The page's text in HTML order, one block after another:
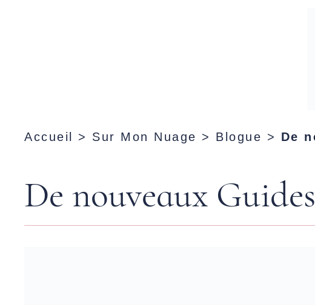
Accueil > Sur Mon Nuage > Blogue > De
De nouveaux Guides